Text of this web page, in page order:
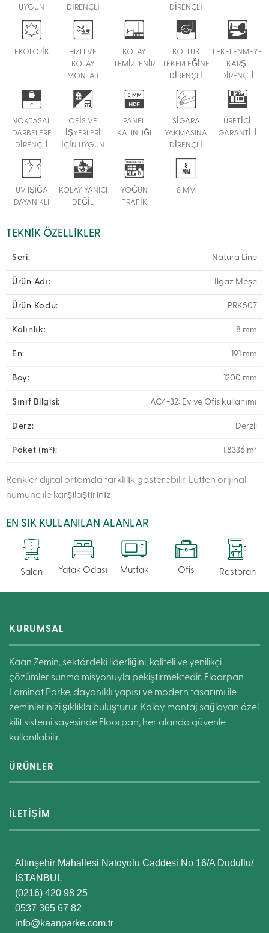
UYGUN
DİRENÇLİ
DİRENÇLİ
EKOLOJİK
HIZLI VE
KOLAY
MONTAJ
KOLAY
TEMİZLENİR
KOLTUK
TEKERLEĞİNE
DİRENÇLİ
LEKELENMEYE
KARŞI
DİRENÇLİ
NOKTASAL
DARBELERE
DİRENÇLİ
OFİS VE
İŞYERLERİ
İÇİN UYGUN
PANEL
KALINLIĞI
SİGARA
YAKMASINA
DİRENÇLİ
ÜRETİCİ
GARANTİLİ
UV IŞIĞA
DAYANIKLI
KOLAY YANICI
DEĞİL
YOĞUN
TRAFİK
8 MM
TEKNIK ÖZELLIKLER
Seri: Natura Line
Ürün Adı: Ilgaz Meşe
Ürün Kodu: PRK507
Kalınlık: 8 mm
En: 191 mm
Boy: 1200 mm
Sınıf Bilgisi: AC4-32: Ev ve Ofis kullanımı
Derz: Derzli
Paket (m²): 1,8336 m²
Renkler dijital ortamda farklılık gösterebilir. Lütfen orijinal
numune ile karşılaştırınız.
EN SIK KULLANILAN ALANLAR
Salon Yatak Odası Mutfak Ofis Restoran
KURUMSAL
Kaan Zemin, sektördeki liderliğini, kaliteli ve yenilikçi
çözümler sunma misyonuyla pekiştirmektedir. Floorpan
Laminat Parke, dayanıklı yapısı ve modern tasarımı ile
zeminlerinizi şıklıkla buluşturur. Kolay montaj sağlayan özel
kilit sistemi sayesinde Floorpan, her alanda güvenle
kullanılabilir.
ÜRÜNLER
İLETİŞİM
Altınşehir Mahallesi Natoyolu Caddesi No 16/A Dudullu/
İSTANBUL
(0216) 420 98 25
0537 365 67 82
info@kaanparke.com.tr